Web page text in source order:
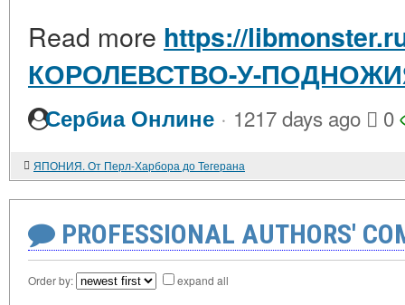
Read more https://
КОРОЛЕВСТВО-У-
Сербиа Онлине · 1217 days ago 0
ЯПОНИЯ. От Перл-Харбора до Тегерана
PROFESSIONAL AUTHORS'
Order by: expand all